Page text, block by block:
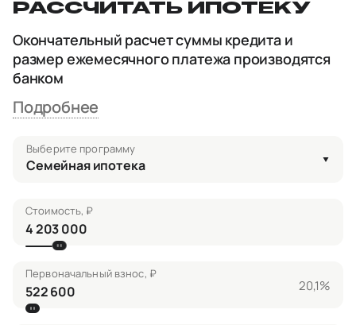
РАССЧИТАТЬ ИПОТЕКУ
Окончательный расчет суммы кредита и
размер ежемесячного платежа производятся
банком
Подробнее
Выберите программу
Семейная ипотека
Стоимость, ₽
Первоначальный взнос, ₽
20,1%